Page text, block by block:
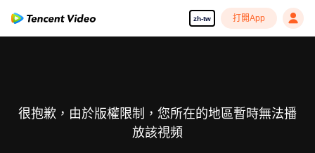
zh-tw 打開App
很抱歉，由於版權限制，您所在的地區暫時無法播
放該視頻